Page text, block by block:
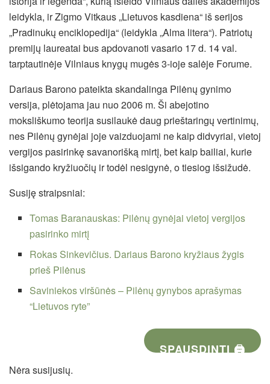
leidykla, ir Zigmo Vitkaus „Lietuvos kasdiena“ iš serijos
„Pradinukų enciklopedija“ (leidykla „Alma litera“). Patriotų
premijų laureatai bus apdovanoti vasario 17 d. 14 val.
tarptautinėje Vilniaus knygų mugės 3-ioje salėje Forume.
Dariaus Barono pateikta skandalinga Pilėnų gynimo
versija, plėtojama jau nuo 2006 m. Ši abejotino
moksliškumo teorija susilaukė daug prieštaringų vertinimų,
nes Pilėnų gynėjai joje vaizduojami ne kaip didvyriai, vietoj
vergijos pasirinkę savanorišką mirtį, bet kaip bailiai, kurie
išsigando kryžiuočių ir todėl nesigynė, o tiesiog išsižudė.
Susiję straipsniai:
Tomas Baranauskas: Pilėnų gynėjai vietoj vergijos
pasirinko mirtį
Rokas Sinkevičius. Dariaus Barono kryžiaus žygis
prieš Pilėnus
Saviniekos viršūnės – Pilėnų gynybos aprašymas
“Lietuvos ryte”
SPAUSDINTI 🖨
Nėra susijusių.